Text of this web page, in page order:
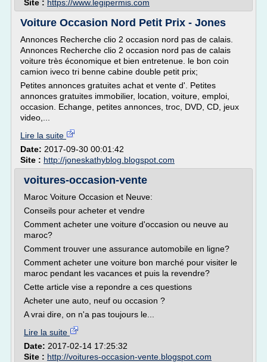
Site : https://www.legipermis.com
Voiture Occasion Nord Petit Prix - Jones
Annonces Recherche clio 2 occasion nord pas de calais.
Annonces Recherche clio 2 occasion nord pas de calais
voiture très économique et bien entretenue. le bon coin
camion iveco tri benne cabine double petit prix;
Petites annonces gratuites achat et vente d'. Petites
annonces gratuites immobilier, location, voiture, emploi,
occasion. Echange, petites annonces, troc, DVD, CD, jeux
video,...
Lire la suite
Date: 2017-09-30 00:01:42
Site : http://joneskathyblog.blogspot.com
voitures-occasion-vente
Maroc Voiture Occasion et Neuve:
Conseils pour acheter et vendre
Comment acheter une voiture d'occasion ou neuve au
maroc?
Comment trouver une assurance automobile en ligne?
Comment acheter une voiture bon marché pour visiter le
maroc pendant les vacances et puis la revendre?
Cette article vise a repondre a ces questions
Acheter une auto, neuf ou occasion ?
A vrai dire, on n'a pas toujours le...
Lire la suite
Date: 2017-02-14 17:25:32
Site : http://voitures-occasion-vente.blogspot.com